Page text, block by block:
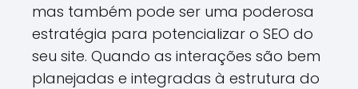
mas também pode ser uma poderosa
estratégia para potencializar o SEO do
seu site. Quando as interações são bem
planejadas e integradas à estrutura do